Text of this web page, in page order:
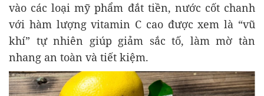
vào các loại mỹ phẩm đắt tiền, nước cốt chanh
với hàm lượng vitamin C cao được xem là “vũ
khí” tự nhiên giúp giảm sắc tố, làm mờ tàn
nhang an toàn và tiết kiệm.